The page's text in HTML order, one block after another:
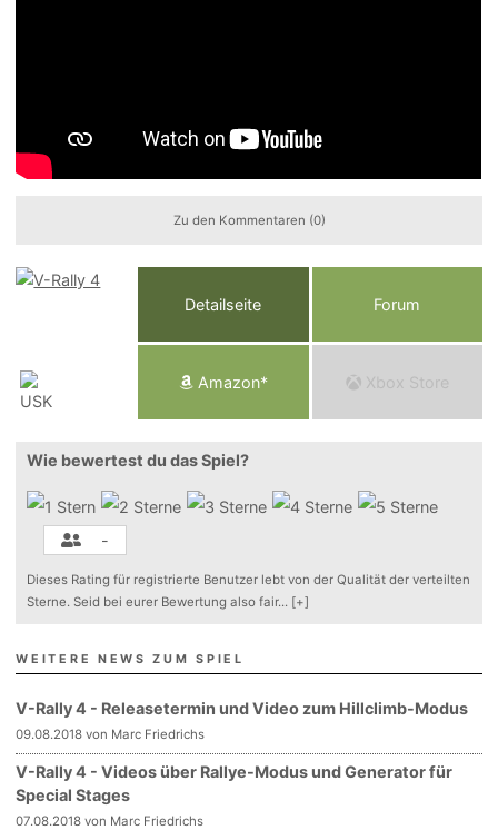
Zu den Kommentaren (0)
Detailseite Forum
Amazon* Xbox Store
Wie bewertest du das Spiel?
-
Dieses Rating für registrierte Benutzer lebt von der Qualität der verteilten
Sterne. Seid bei eurer Bewertung also fair... [+]
WEITERE NEWS ZUM SPIEL
V-Rally 4 - Releasetermin und Video zum Hillclimb-Modus
09.08.2018 von Marc Friedrichs
V-Rally 4 - Videos über Rallye-Modus und Generator für
Special Stages
07.08.2018 von Marc Friedrichs